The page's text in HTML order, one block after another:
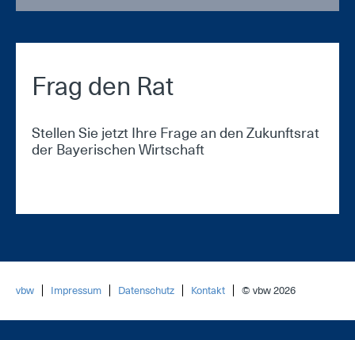
Frag den Rat
Stellen Sie jetzt Ihre Frage an den Zukunftsrat
der Bayerischen Wirtschaft
vbw Impressum Datenschutz Kontakt © vbw 2026